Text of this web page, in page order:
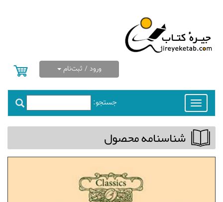
ورود / ثبت‌نام
جستجو:
Toggle
navigation
شناسنامه محصول